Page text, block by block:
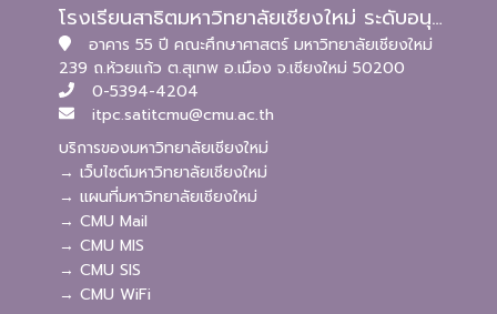
โรงเรียนสาธิตมหาวิทยาลัยเชียงใหม่ ระดับอนุบาลและประถมศึกษา
อาคาร 55 ปี คณะศึกษาศาสตร์ มหาวิทยาลัยเชียงใหม่
239 ถ.ห้วยแก้ว ต.สุเทพ อ.เมือง จ.เชียงใหม่ 50200
0-5394-4204
itpc.satitcmu@cmu.ac.th
บริการของมหาวิทยาลัยเชียงใหม่
→ เว็บไซต์มหาวิทยาลัยเชียงใหม่
→ แผนที่มหาวิทยาลัยเชียงใหม่
→ CMU Mail
→ CMU MIS
→ CMU SIS
→ CMU WiFi